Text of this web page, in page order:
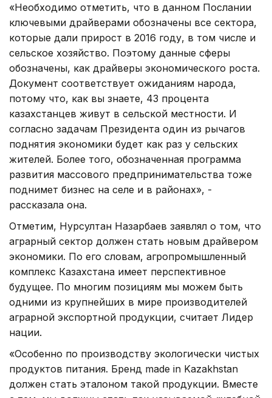
«Необходимо отметить, что в данном Послании
ключевыми драйверами обозначены все сектора,
которые дали прирост в 2016 году, в том числе и
сельское хозяйство. Поэтому данные сферы
обозначены, как драйверы экономического роста.
Документ соответствует ожиданиям народа,
потому что, как вы знаете, 43 процента
казахстанцев живут в сельской местности. И
согласно задачам Президента один из рычагов
поднятия экономики будет как раз у сельских
жителей. Более того, обозначенная программа
развития массового предпринимательства тоже
поднимет бизнес на селе и в районах», -
рассказала она.
Отметим, Нурсултан Назарбаев заявлял о том, что
аграрный сектор должен стать новым драйвером
экономики. По его словам, агропромышленный
комплекс Казахстана имеет перспективное
будущее. По многим позициям мы можем быть
одними из крупнейших в мире производителей
аграрной экспортной продукции, считает Лидер
нации.
«Особенно по производству экологически чистых
продуктов питания. Бренд made in Kazakhstan
должен стать эталоном такой продукции. Вместе